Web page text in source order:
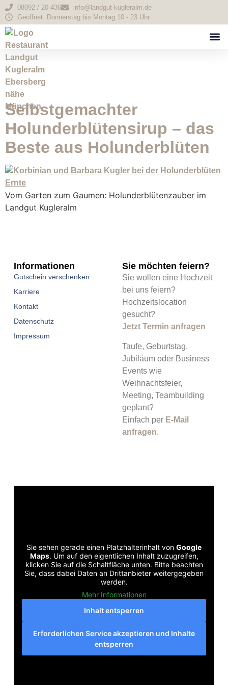
08092 / 20 436
info@landgut-kugleralm.de
Geöffnet: Donnerstag bis Montag 10 - 23 Uhr
Schlagwort:
Holunderblütensirup
Selbstgemachter
Holunderblütensirup – das
Beste aus Holunderblüten
Vom Garten zum Gaumen: Holunderblütenzauber im
Landgut Kugleralm
Informationen
Gutschein verschenken
Karriere
Kontakt
Datenschutz
Impressum
Sie möchten feiern?
Sie wollen eine Hochzeit
bei uns feiern?
Hochzeitslocation
gesucht?
Jetzt Termin anfragen
Taufe, Geburtstag,
Jubiläum oder Business
Events wie
Weihnachtsfeier,
Meeting, Teambuilding
geplant?
Einfach per E-Mail
anfragen.
Sie sehen gerade einen Platzhalterinhalt von Google
Maps. Um auf den eigentlichen Inhalt zuzugreifen,
klicken Sie auf die Schaltfläche unten. Bitte beachten
Sie, dass dabei Daten an Drittanbieter weitergegeben
werden.
Mehr Informationen
Inhalt entsperren
Erforderlichen Service akzeptieren und Inhalte
entsperren